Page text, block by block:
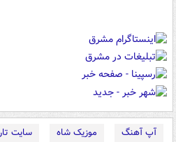
آپ آهنگ موزیک شاه
سایت